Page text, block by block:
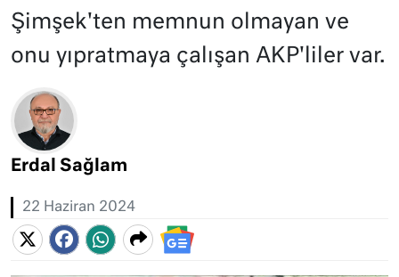
Şimşek'ten memnun olmayan ve
onu yıpratmaya çalışan AKP'liler var.
Erdal Sağlam
22 Haziran 2024